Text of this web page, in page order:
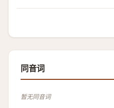
同音词
暂无同音词